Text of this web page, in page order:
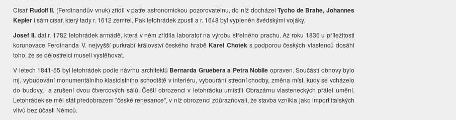
Císař Rudolf II. (Ferdinandův vnuk) zřídil v patře astronomickou pozorovatelnu, do níž docházelTycho de Brahe, Johannes
Kepleri sám císař, který tady r. 1612 zemřel. Pak letohrádek zpustl a r. 1648 byl vypleněn švédskými vojáky.
Josef II.dal r. 1782 letohrádek armádě, která v něm zřídila laboratoř na výrobu střelného prachu. Až roku 1836 u příležitosti
korunovace Ferdinanda V. nejvyšší purkrabí království českého hrabě Karel Chotek s podporou českých vlastenců dosáhl
toho, že se dělostřelci museli vystěhovat.
V letech 1841-55 byl letohrádek podle návrhu architektů Bernarda Gruebera a Petra Nobile opraven. Součástí obnovy bylo
mj. vybudování monumentálního klasicistního schodiště v interiéru, vybourání střední chodby, změna míst, kudy se vcházelo
do budovy, a zrušení dvou čtvercových sálů. Čeští obrozenci v letohrádku umístili Obrazárnu vlasteneckých přátel umění.
Letohrádek se měl stát předobrazem "české renesance", v níž obrozenci zdůrazňovali, že stavba vznikla jako import italských
vlivů bez účasti Němců.